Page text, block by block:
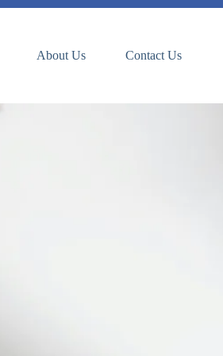
About Us Contact Us